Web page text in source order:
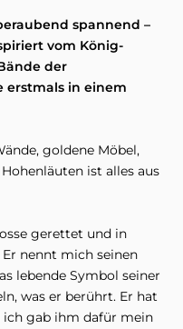
spannend –
vom König-
der
erstmals in einem
goldene Möbel,
ist alles aus
gerettet und in
nennt mich seinen
lebende Symbol seiner
was er berührt. Er hat
ich gab ihm dafür mein